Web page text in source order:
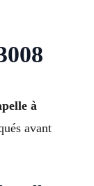
à
avant